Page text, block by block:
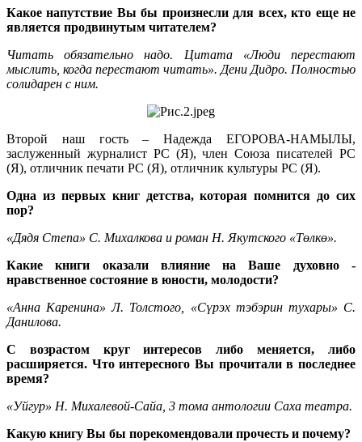
Какое напутствие Вы бы произнесли для всех, кто еще не
является продвинутым читателем?
Читать обязательно надо. Цитата «Люди перестают
мыслить, когда перестают читать». Дени Дидро. Полностью
солидарен с ним.
Второй наш гость – Надежда ЕГОРОВА-НАМЫЛЫ,
заслуженный журналист РС (Я), член Союза писателей РС
(Я), отличник печати РС (Я), отличник культуры РС (Я).
Одна из первых книг детства, которая помнится до сих
пор?
«Дядя Степа» С. Михалкова и роман Н. Якутского «Төлкө».
Какие книги оказали влияние на Ваше духовно -
нравственное состояние в юности, молодости?
«Анна Каренина» Л. Толстого, «Сүрэх тэбэрин тухары» С.
Данилова.
С возрастом круг интересов либо меняется, либо
расширяется. Что интересного Вы прочитали в последнее
время?
«Уйгур» Н. Михалевой-Сайа, 3 тома антологии Саха театра.
Какую книгу Вы бы порекомендовали прочесть и почему?